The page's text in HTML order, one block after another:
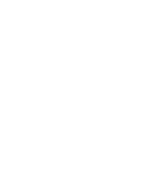
de Francia
en